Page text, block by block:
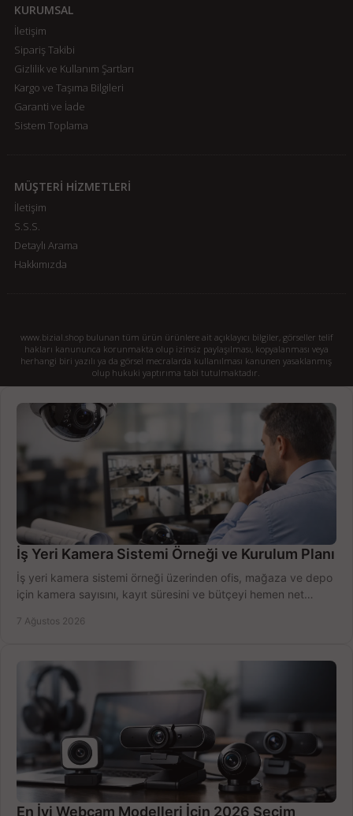
KURUMSAL
İletişim
Sipariş Takibi
Gizlilik ve Kullanım Şartları
Kargo ve Taşıma Bilgileri
Garanti ve İade
Sistem Toplama
MÜŞTERİ HİZMETLERİ
İletişim
S.S.S.
Detaylı Arama
Hakkımızda
www.bizial.shop bulunan tüm ürün ürünlere ait açıklayıcı bilgiler, görseller telif
hakları kanununca korunmakta olup izinsiz paylaşılması, kopyalanması veya
herhangi biri yazılı ya da görsel mecralarda kullanılması kanunen yasaklanmış
olup hukuki yaptırıma tabi tutulmaktadır.
İş Yeri Kamera Sistemi Örneği ve Kurulum Planı
İş yeri kamera sistemi örneği üzerinden ofis, mağaza ve depo
için kamera sayısını, kayıt süresini ve bütçeyi hemen net
7 Ağustos 2026
En İyi Webcam Modelleri İçin 2026 Seçim